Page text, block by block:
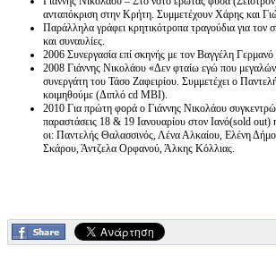
ανταπόκριση στην Κρήτη. Συμμετέχουν Χάρης και
Παράλληλα γράφει κρητικότροπα τραγούδια για
και συναυλίες.
2006 Συνεργασία επί σκηνής με τον Βαγγέλη
2008 Γιάννης Νικολάου «Δεν φταίω εγώ που
συνεργάτη του Τάσο Ζαφειρίου. Συμμετέχει ο
κοιμηθούμε (Διπλό cd MBI).
2010 Για πρώτη φορά ο Γιάννης Νικολάου
παραστάσεις 18 & 19 Ιανουαρίου στον Ιανό(sold
οι: Παντελής Θαλασσινός, Λένα Αλκαίου, Ελένη
Σκάρου, Άντζελα Ορφανού, Άλκης Κόλλιας.